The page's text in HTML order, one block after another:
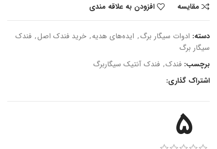
مقایسه
افزودن به علاقه مندی
دسته: ادوات سیگار برگ, ایده‌های هدیه, خرید فندک اصل, فندک
سیگار برگ
برچسب: فندک, فندک آنتیک سیگاربرگ
اشتراک گذاری:
5